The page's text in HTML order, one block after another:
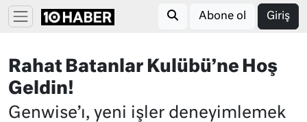
Abone ol Giriş
Rahat Batanlar Kulübü’ne Hoş
Geldin!
Genwise’ı, yeni işler deneyimlemek